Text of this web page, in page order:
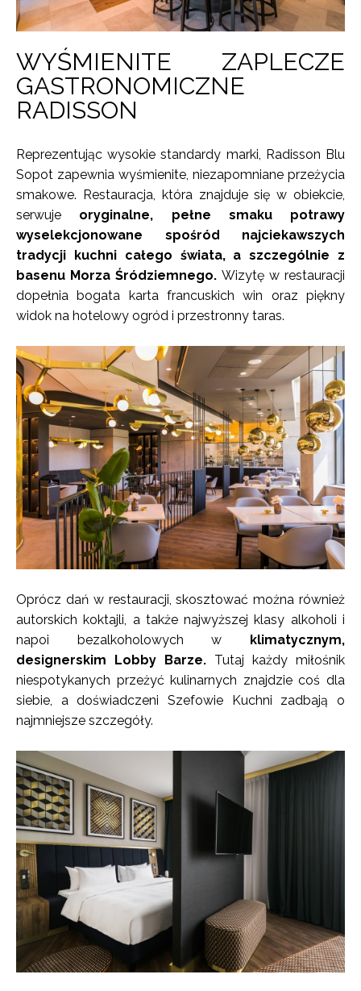
WYŚMIENITE ZAPLECZE
GASTRONOMICZNE
RADISSON
Reprezentując wysokie standardy marki, Radisson Blu
Sopot zapewnia wyśmienite, niezapomniane przeżycia
smakowe. Restauracja, która znajduje się w obiekcie,
serwuje oryginalne, pełne smaku potrawy
wyselekcjonowane spośród najciekawszych
tradycji kuchni całego świata, a szczególnie z
basenu Morza Śródziemnego. Wizytę w restauracji
dopełnia bogata karta francuskich win oraz piękny
widok na hotelowy ogród i przestronny taras.
Oprócz dań w restauracji, skosztować można również
autorskich koktajli, a także najwyższej klasy alkoholi i
napoi bezalkoholowych w klimatycznym,
designerskim Lobby Barze. Tutaj każdy miłośnik
niespotykanych przeżyć kulinarnych znajdzie coś dla
siebie, a doświadczeni Szefowie Kuchni zadbają o
najmniejsze szczegóły.